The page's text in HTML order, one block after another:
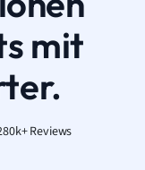
mit
Reviews